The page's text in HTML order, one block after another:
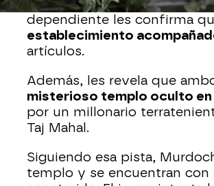
fallecido los llevan hasta
dependiente les confirma
establecimiento
artículos.
Además, les revela que
misterioso templo oculto en
por un millonario
Taj Mahal.
Siguiendo esa pista,
templo y se encuentran